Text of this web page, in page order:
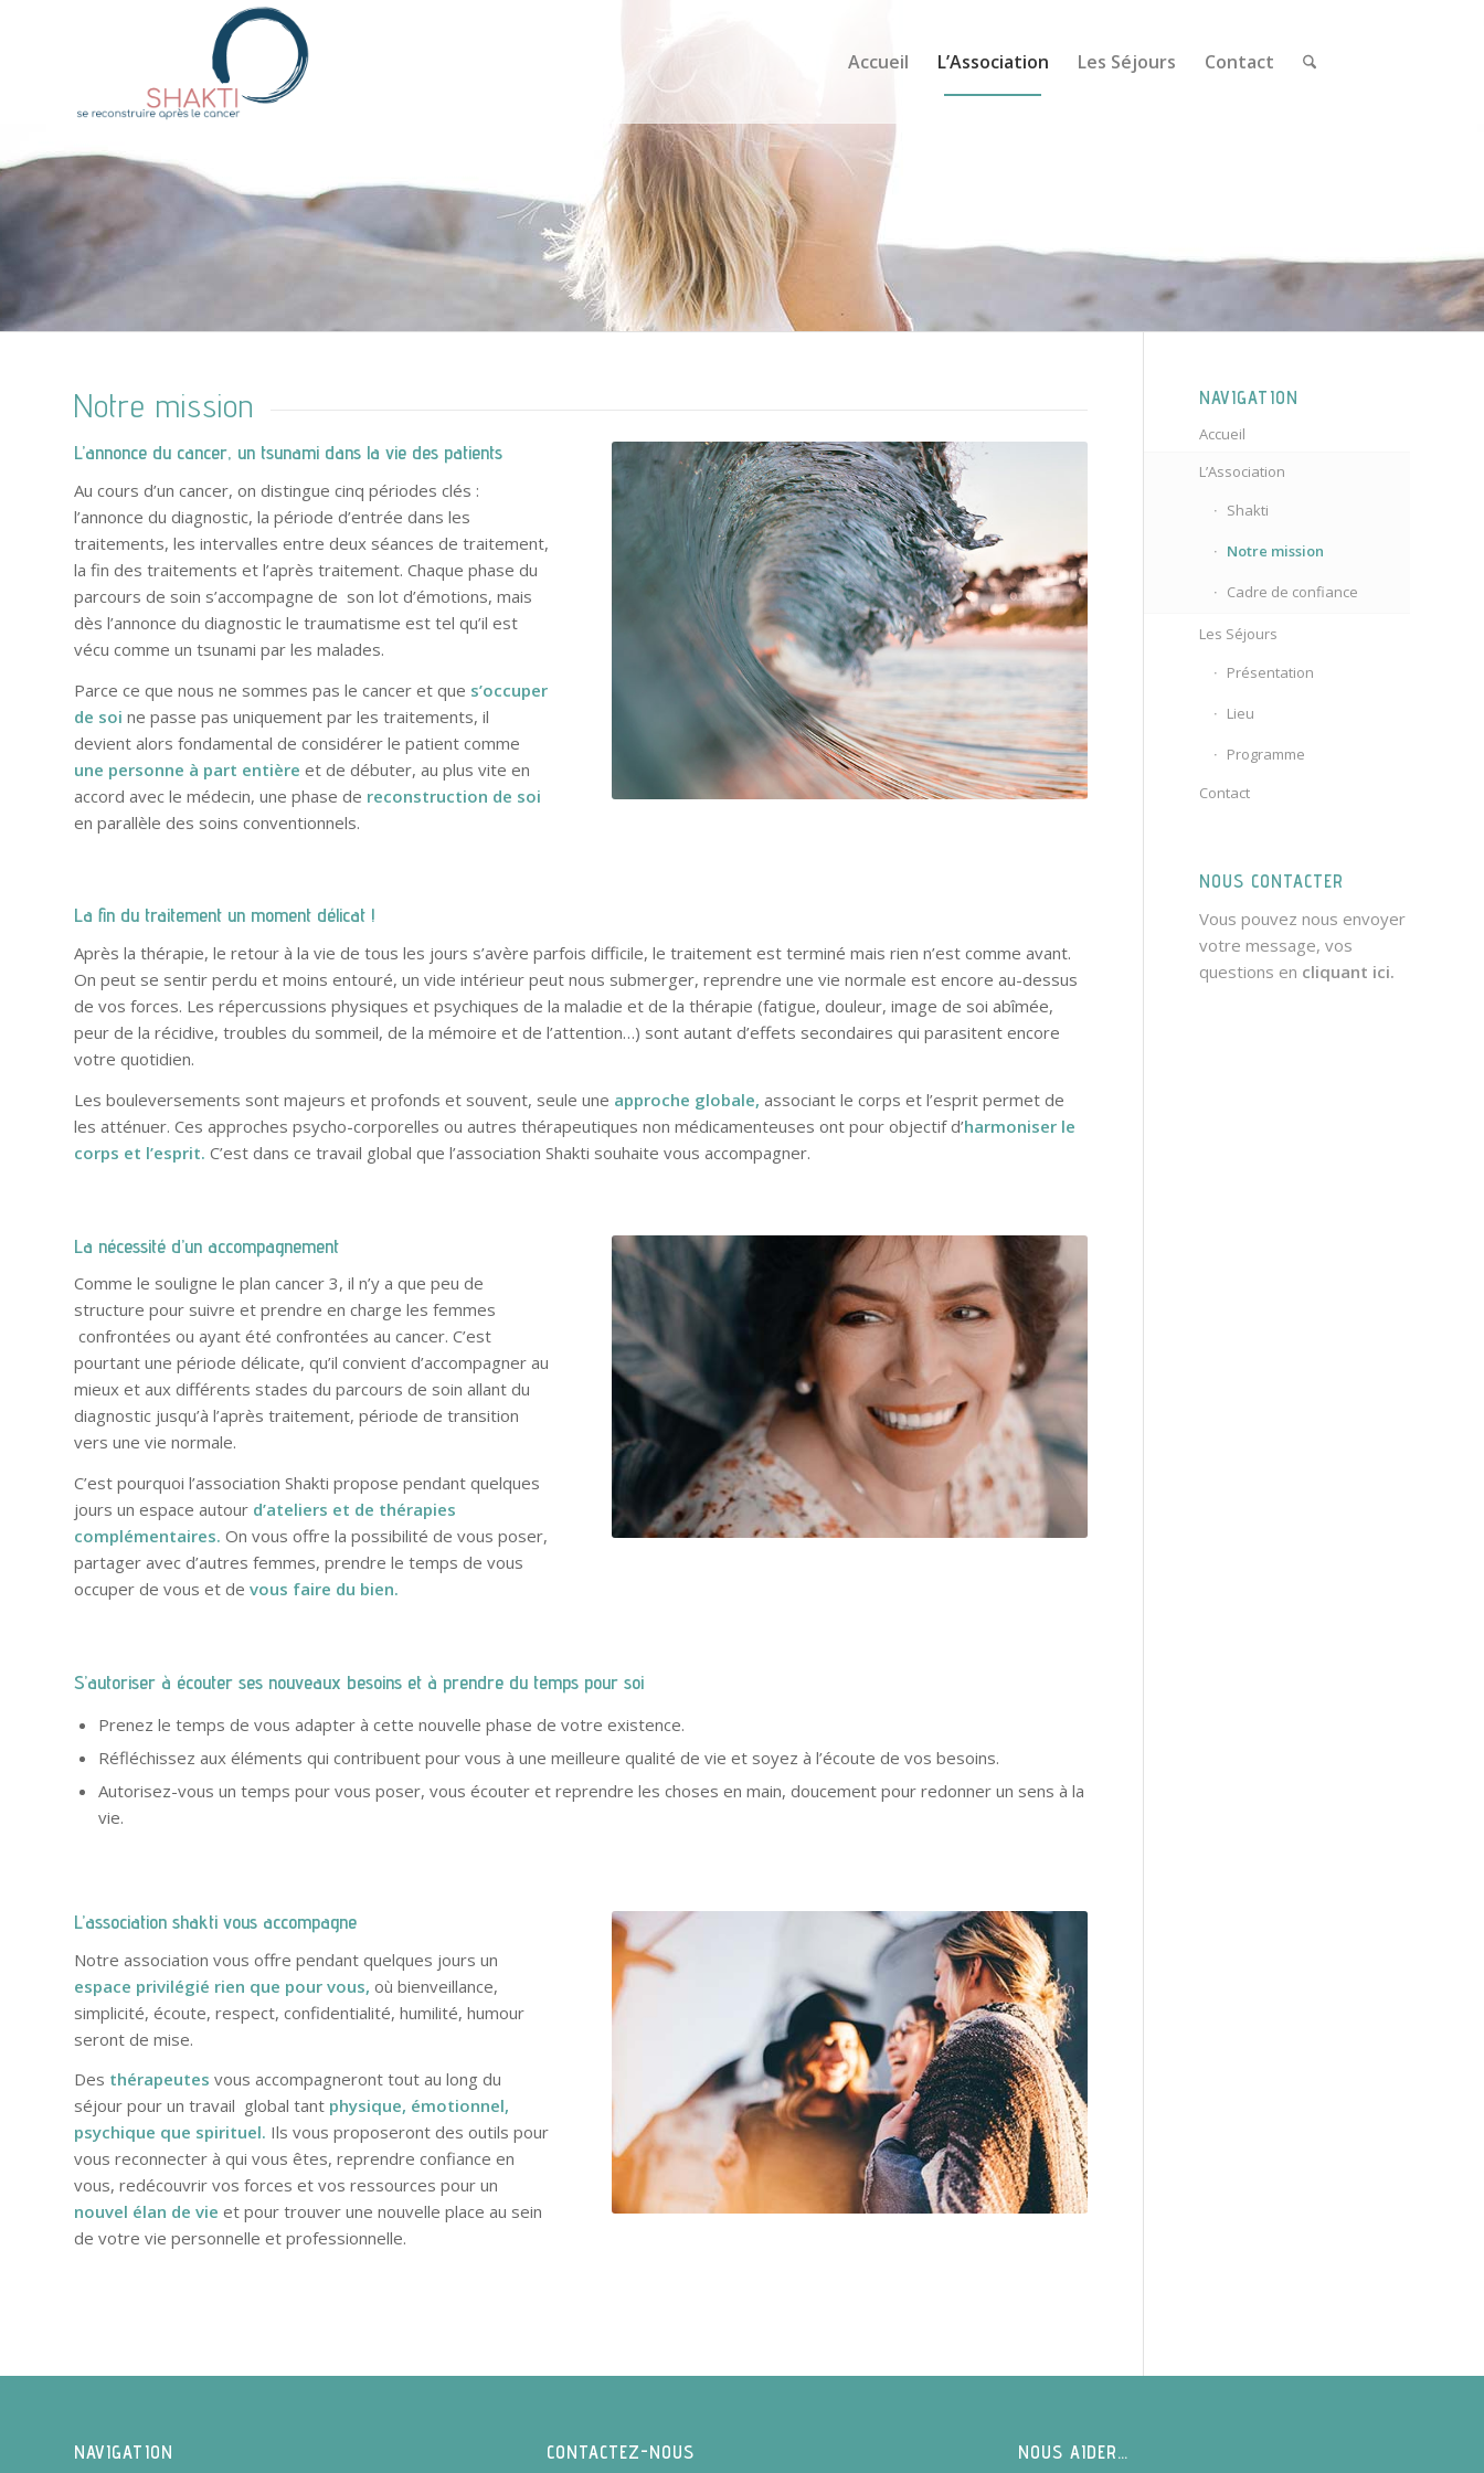
Accueil L’Association Les Séjours Contact
Notre mission
L’annonce du cancer, un tsunami dans la vie des patients
Au cours d’un cancer, on distingue cinq périodes clés :
l’annonce du diagnostic, la période d’entrée dans les
traitements, les intervalles entre deux séances de traitement,
la fin des traitements et l’après traitement. Chaque phase du
parcours de soin s’accompagne de son lot d’émotions, mais
dès l’annonce du diagnostic le traumatisme est tel qu’il est
vécu comme un tsunami par les malades.
Parce ce que nous ne sommes pas le cancer et que s’occuper
de soi ne passe pas uniquement par les traitements, il
devient alors fondamental de considérer le patient comme
une personne à part entière et de débuter, au plus vite en
accord avec le médecin, une phase de reconstruction de soi
en parallèle des soins conventionnels.
La fin du traitement un moment délicat !
Après la thérapie, le retour à la vie de tous les jours s’avère parfois difficile, le traitement est terminé mais rien n’est comme avant.
On peut se sentir perdu et moins entouré, un vide intérieur peut nous submerger, reprendre une vie normale est encore au-dessus
de vos forces. Les répercussions physiques et psychiques de la maladie et de la thérapie (fatigue, douleur, image de soi abîmée,
peur de la récidive, troubles du sommeil, de la mémoire et de l’attention…) sont autant d’effets secondaires qui parasitent encore
votre quotidien.
Les bouleversements sont majeurs et profonds et souvent, seule une approche globale, associant le corps et l’esprit permet de
les atténuer. Ces approches psycho-corporelles ou autres thérapeutiques non médicamenteuses ont pour objectif d’harmoniser le
corps et l’esprit. C’est dans ce travail global que l’association Shakti souhaite vous accompagner.
La nécessité d’un accompagnement
Comme le souligne le plan cancer 3, il n’y a que peu de
structure pour suivre et prendre en charge les femmes
confrontées ou ayant été confrontées au cancer. C’est
pourtant une période délicate, qu’il convient d’accompagner au
mieux et aux différents stades du parcours de soin allant du
diagnostic jusqu’à l’après traitement, période de transition
vers une vie normale.
C’est pourquoi l’association Shakti propose pendant quelques
jours un espace autour d’ateliers et de thérapies
complémentaires. On vous offre la possibilité de vous poser,
partager avec d’autres femmes, prendre le temps de vous
occuper de vous et de vous faire du bien.
S’autoriser à écouter ses nouveaux besoins et à prendre du temps pour soi
Prenez le temps de vous adapter à cette nouvelle phase de votre existence.
Réfléchissez aux éléments qui contribuent pour vous à une meilleure qualité de vie et soyez à l’écoute de vos besoins.
Autorisez-vous un temps pour vous poser, vous écouter et reprendre les choses en main, doucement pour redonner un sens à la
vie.
L’association shakti vous accompagne
Notre association vous offre pendant quelques jours un
espace privilégié rien que pour vous, où bienveillance,
simplicité, écoute, respect, confidentialité, humilité, humour
seront de mise.
Des thérapeutes vous accompagneront tout au long du
séjour pour un travail global tant physique, émotionnel,
psychique que spirituel. Ils vous proposeront des outils pour
vous reconnecter à qui vous êtes, reprendre confiance en
vous, redécouvrir vos forces et vos ressources pour un
nouvel élan de vie et pour trouver une nouvelle place au sein
de votre vie personnelle et professionnelle.
NAVIGATION
Accueil
L’Association
Shakti
Notre mission
Cadre de confiance
Les Séjours
Présentation
Lieu
Programme
Contact
NOUS CONTACTER
Vous pouvez nous envoyer
votre message, vos
questions en cliquant ici.
NAVIGATION CONTACTEZ-NOUS NOUS AIDER…